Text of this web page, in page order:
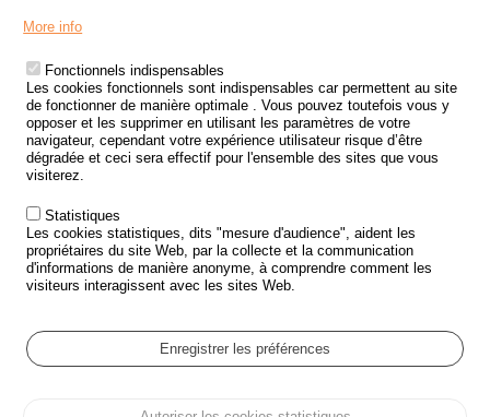
Menu
Footer
LES SITES PUBLICS
ÉTAT DE L’INSÉCURITÉ ROUTIÈRE
TRAITEMENT DES DONNÉES PERSONNELLES DES ACCIDENTS DE
LA ROUTE
ETUDES ET RECHERCHES
APPEL À PROJETS
POLITIQUE DE SÉCURITÉ ROUTIÈRE
Outils
AGENDA
GLOSSAIRE
Cookie settings
More info
Fonctionnels indispensables
Les cookies fonctionnels sont indispensables car permettent au site
de fonctionner de manière optimale . Vous pouvez toutefois vous y
opposer et les supprimer en utilisant les paramètres de votre
navigateur, cependant votre expérience utilisateur risque d’être
dégradée et ceci sera effectif pour l'ensemble des sites que vous
visiterez.
Statistiques
Les cookies statistiques, dits "mesure d'audience", aident les
propriétaires du site Web, par la collecte et la communication
d'informations de manière anonyme, à comprendre comment les
visiteurs interagissent avec les sites Web.
Enregistrer les préférences